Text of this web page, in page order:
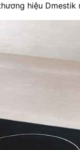
hiệu Dmestik